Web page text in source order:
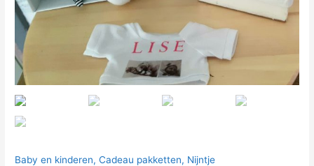
Baby en kinderen,Cadeau pakketten, Nijntje